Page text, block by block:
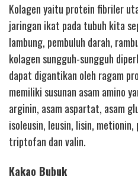
Kolagen yaitu protein fibriler
jaringan ikat pada tubuh kita
lambung, pembuluh darah,
kolagen sungguh-sungguh
dapat digantikan oleh ragam
memiliki susunan asam amino
arginin, asam aspartat, asam
isoleusin, leusin, lisin,
triptofan dan valin.
Kakao Bubuk